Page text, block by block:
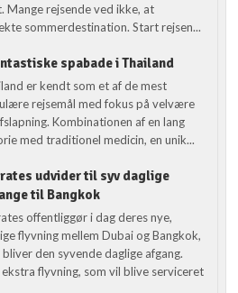
Mange rejsende ved ikke, at
sommerdestination. Start rejsen...
spabade i Thailand
er kendt som et af de mest
rejsemål med fokus på velvære
Kombinationen af en lang
med traditionel medicin, en unik...
udvider til syv daglige
til Bangkok
offentliggør i dag deres nye,
flyvning mellem Dubai og Bangkok,
bliver den syvende daglige afgang.
flyvning, som vil blive serviceret